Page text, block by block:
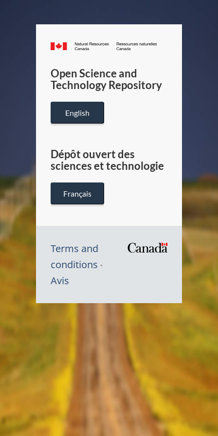
Canada.ca
/
Canada
Open Science and
Technology Repository
English
Dépôt ouvert des
sciences et technologie
Français
Terms and
conditions
Avis
Symbole
Canada